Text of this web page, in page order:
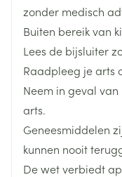
Breedte 20
Lengte 115
Diepte 20
Hoeveelheid
Verpakking
zonder medisch
Buiten bereik van
Lees de bijsluiter
Raadpleeg je arts
Neem in geval
arts.
Geneesmiddelen
kunnen nooit
De wet verbiedt